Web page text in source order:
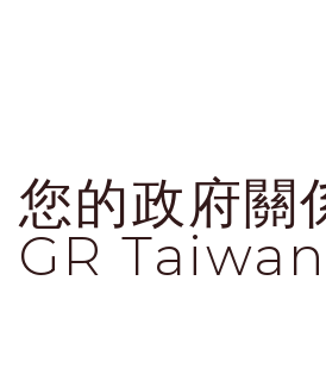
您的政府關
GR Taiwan